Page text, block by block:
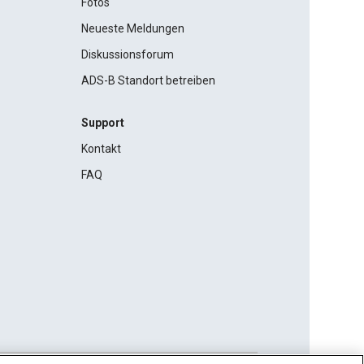
Neueste Meldungen
Diskussionsforum
ADS-B Standort betreiben
Support
Kontakt
FAQ